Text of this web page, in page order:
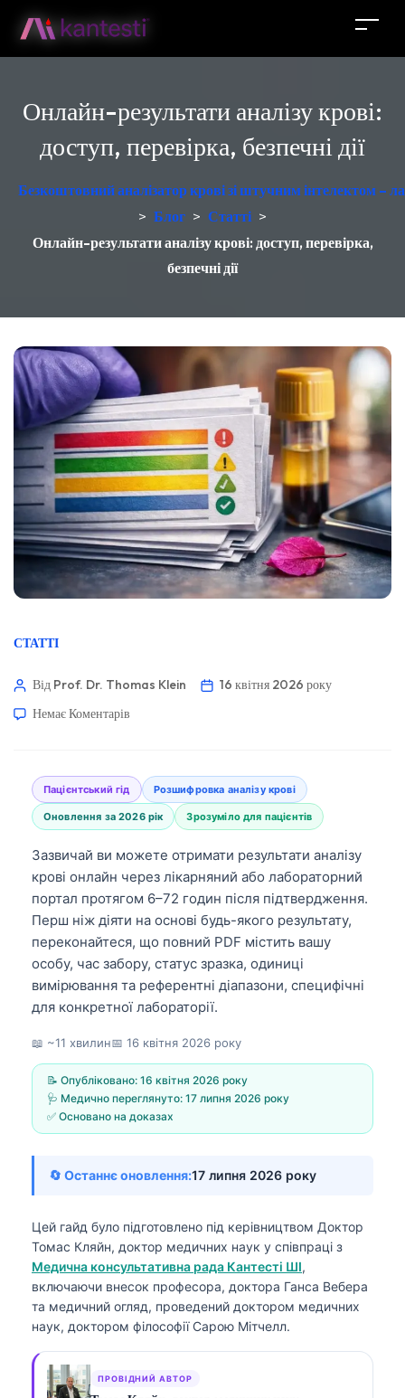
Онлайн-результати аналізу крові:
доступ, перевірка, безпечні дії
Безкоштовний аналізатор крові зі штучним інтелектом –
> Блог > Статті >
Онлайн-результати аналізу крові: доступ, перевірка,
безпечні дії
СТАТТІ
Від Prof. Dr. Thomas Klein
16 квітня 2026 року
Немає Коментарів
Пацієнтський гід Розшифровка аналізу крові
Оновлення за 2026 рік Зрозуміло для пацієнтів
Зазвичай ви можете отримати результати аналізу
крові онлайн через лікарняний або лабораторний
портал протягом 6–72 годин після підтвердження.
Перш ніж діяти на основі будь-якого результату,
переконайтеся, що повний PDF містить вашу
особу, час забору, статус зразка, одиниці
вимірювання та референтні діапазони, специфічні
для конкретної лабораторії.
📖 ~11 хвилин📅 16 квітня 2026 року
📝 Опубліковано: 16 квітня 2026 року
🩺 Медично переглянуто: 17 липня 2026 року
✅ Основано на доказах
🔄 Останнє оновлення:17 липня 2026 року
Цей гайд було підготовлено під керівництвом Доктор
Томас Кляйн, доктор медичних наук у співпраці з
Медична консультативна рада Кантесті ШІ,
включаючи внесок професора, доктора Ганса Вебера
та медичний огляд, проведений доктором медичних
наук, доктором філософії Сарою Мітчелл.
ПРОВІДНИЙ АВТОР